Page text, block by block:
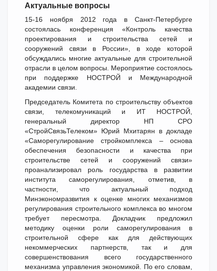
Актуальные вопросы
15-16 ноября 2012 года в Санкт-Петербурге
состоялась конференция «Контроль качества
проектирования и строительства сетей и
сооружений связи в России», в ходе которой
обсуждались многие актуальные для строительной
отрасли в целом вопросы. Мероприятие состоялось
при поддержке НОСТРОЙ и Международной
академии связи.
Председатель Комитета по строительству объектов
связи, телекомуникаций и ИТ НОСТРОЙ,
генеральный директор НП СРО
«СтройСвязьТелеком» Юрий Мхитарян в докладе
«Саморегулирование стройкомплекса – основа
обеспечения безопасности и качества при
строительстве сетей и сооружений связи»
проанализировал роль государства в развитии
института саморегулирования, отметив, в
частности, что актуальный подход
Минэкономразвития к оценке многих механизмов
регулирования строительного комплекса во многом
требует пересмотра. Докладчик предложил
методику оценки роли саморегулирования в
строительной сфере как для действующих
некоммерческих партнерств, так и для
совершенствования всего государственного
механизма управления экономикой. По его словам,